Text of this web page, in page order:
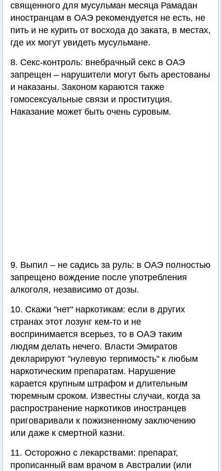
священного для мусульман месяца Рамадан
иностранцам в ОАЭ рекомендуется не есть, не
пить и не курить от восхода до заката, в местах,
где их могут увидеть мусульмане.
8. Секс-контроль: внебрачный секс в ОАЭ
запрещен – нарушители могут быть арестованы
и наказаны. Законом караются также
гомосексуальные связи и проституция.
Наказание может быть очень суровым.
9. Выпил – не садись за руль: в ОАЭ полностью
запрещено вождение после употребления
алкоголя, независимо от дозы.
10. Скажи "нет" наркотикам: если в других
странах этот лозунг кем-то и не
воспринимается всерьез, то в ОАЭ таким
людям делать нечего. Власти Эмиратов
декларируют "нулевую терпимость" к любым
наркотическим препаратам. Нарушение
карается крупным штрафом и длительным
тюремным сроком. Известны случаи, когда за
распространение наркотиков иностранцев
приговаривали к пожизненному заключению
или даже к смертной казни.
11. Осторожно с лекарствами: препарат,
прописанный вам врачом в Австралии (или